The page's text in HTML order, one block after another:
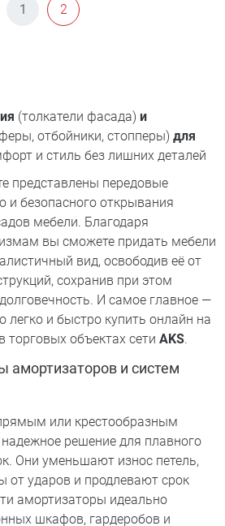
1 2
(толкатели фасада) и
отбойники, стопперы) для
и стиль без лишних деталей
представлены передовые
и безопасного открывания
мебели. Благодаря
вы сможете придать мебели
вид, освободив её от
сохранив при этом
И самое главное —
легко и быстро купить онлайн на
торговых объектах сети AKS.
амортизаторов и систем
или крестообразным
решение для плавного
Они уменьшают износ петель,
ударов и продлевают срок
амортизаторы идеально
шкафов, гардеробов и